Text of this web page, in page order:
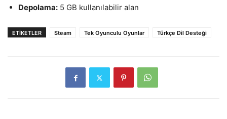
Depolama: 5 GB kullanılabilir alan
ETIKETLER Steam Tek Oyunculu Oyunlar Türkçe Dil Desteği